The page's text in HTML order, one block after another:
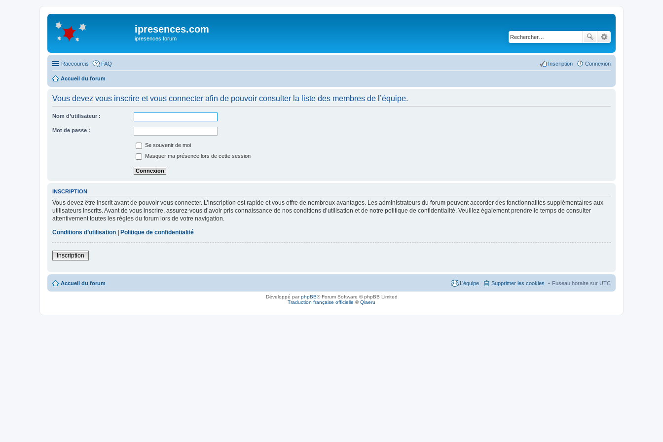
ipresences.com
ipresences forum
Raccourcis FAQ Connexion
Inscription
Accueil du forum
Vous devez vous inscrire et vous connecter afin de pouvoir consulter la liste des membres de l’équipe.
Nom d’utilisateur :
Mot de passe :
Se souvenir de moi
Masquer ma présence lors de cette session
INSCRIPTION
Vous devez être inscrit avant de pouvoir vous connecter. L’inscription est rapide et vous offre de nombreux avantages. Les administrateurs du forum peuvent accorder des fonctionnalités supplémentaires aux
utilisateurs inscrits. Avant de vous inscrire, assurez-vous d’avoir pris connaissance de nos conditions d’utilisation et de notre politique de confidentialité. Veuillez également prendre le temps de consulter
attentivement toutes les règles du forum lors de votre navigation.
Conditions d’utilisation
Politique de confidentialité
Inscription
Accueil du forum Fuseau horaire sur UTC
Supprimer les cookies
L’équipe
Développé parphpBB® Forum Software © phpBB Limited
Traduction française officielle ©Qiaeru